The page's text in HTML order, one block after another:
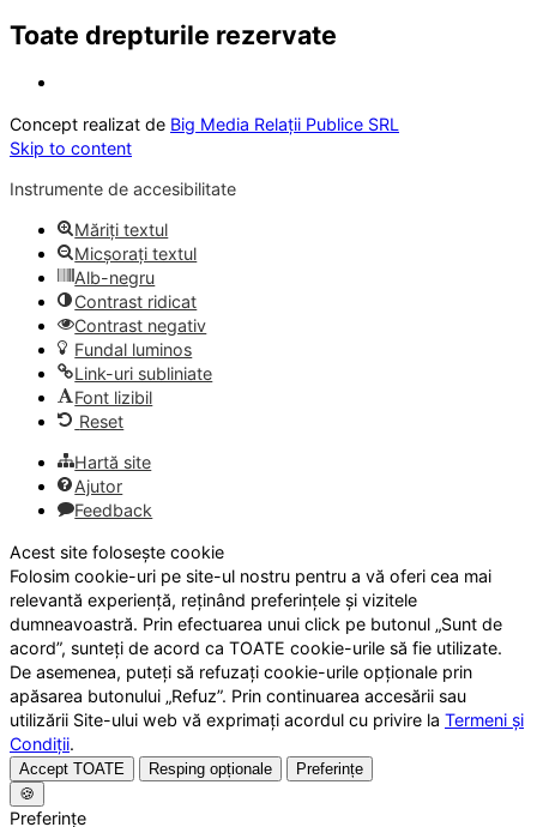
Toate drepturile rezervate
Concept realizat de Big Media Relații Publice SRL
Skip to content
Instrumente de accesibilitate
Măriți textul
Micșorați textul
Alb-negru
Contrast ridicat
Contrast negativ
Fundal luminos
Link-uri subliniate
Font lizibil
Reset
Hartă site
Ajutor
Feedback
Acest site folosește cookie
Folosim cookie-uri pe site-ul nostru pentru a vă oferi cea mai
relevantă experiență, reținând preferințele și vizitele
dumneavoastră. Prin efectuarea unui click pe butonul „Sunt de
acord”, sunteți de acord ca TOATE cookie-urile să fie utilizate.
De asemenea, puteți să refuzați cookie-urile opționale prin
apăsarea butonului „Refuz”. Prin continuarea accesării sau
utilizării Site-ului web vă exprimați acordul cu privire la Termeni și
Condiții.
Accept TOATE Resping opționale
Preferințe
🍪
Preferințe